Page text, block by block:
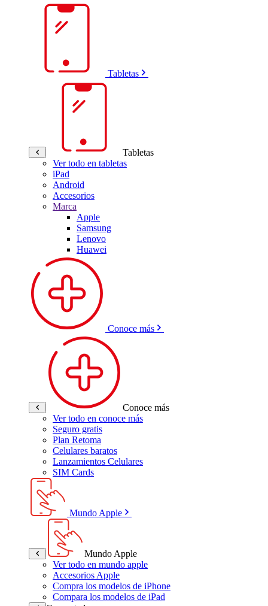
Tabletas
Tabletas
Ver todo en tabletas
iPad
Android
Accesorios
Marca
Apple
Samsung
Lenovo
Huawei
Conoce más
Conoce más
Ver todo en conoce más
Seguro gratis
Plan Retoma
Celulares baratos
Lanzamientos Celulares
SIM Cards
Mundo Apple
Mundo Apple
Ver todo en mundo apple
Accesorios Apple
Compra los modelos de iPhone
Compara los modelos de iPad